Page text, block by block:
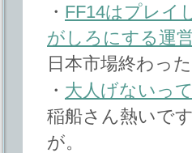
・ FF14はプレイ
がしろにする運
日本市場終わっ
・ 大人げないっ
稲船さん熱いで
が。